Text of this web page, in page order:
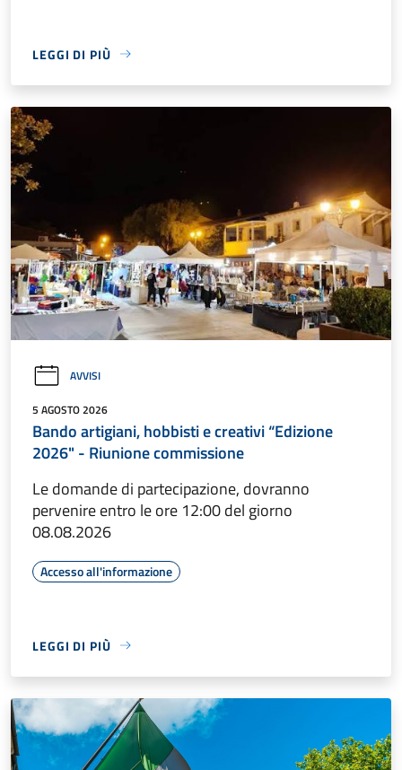
LEGGI DI PIÙ
AVVISI
5 AGOSTO 2026
Bando artigiani, hobbisti e creativi “Edizione
2026" - Riunione commissione
Le domande di partecipazione, dovranno
pervenire entro le ore 12:00 del giorno
08.08.2026
Accesso all'informazione
LEGGI DI PIÙ